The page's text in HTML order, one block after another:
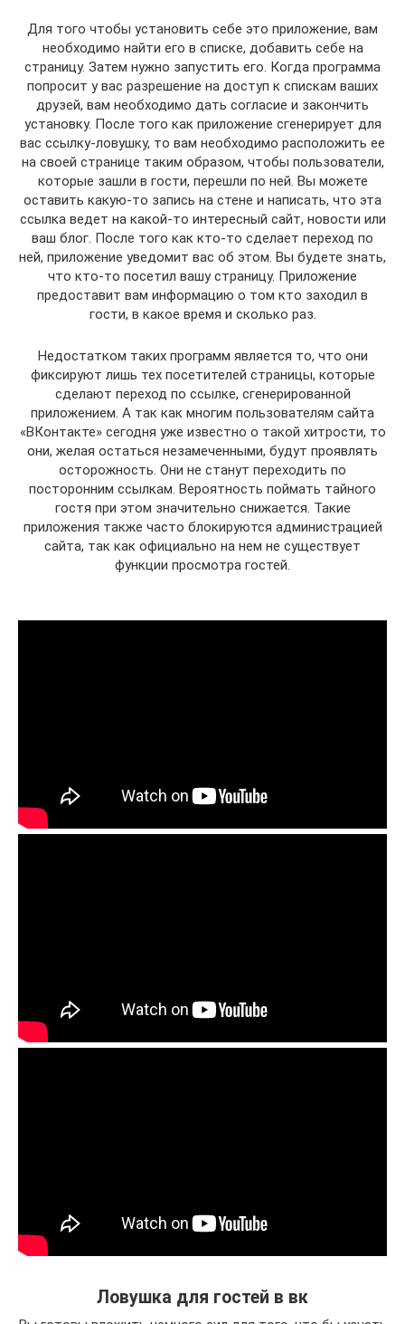
Для того чтобы установить себе это приложение, вам
необходимо найти его в списке, добавить себе на
страницу. Затем нужно запустить его. Когда программа
попросит у вас разрешение на доступ к спискам ваших
друзей, вам необходимо дать согласие и закончить
установку. После того как приложение сгенерирует для
вас ссылку-ловушку, то вам необходимо расположить ее
на своей странице таким образом, чтобы пользователи,
которые зашли в гости, перешли по ней. Вы можете
оставить какую-то запись на стене и написать, что эта
ссылка ведет на какой-то интересный сайт, новости или
ваш блог. После того как кто-то сделает переход по
ней, приложение уведомит вас об этом. Вы будете знать,
что кто-то посетил вашу страницу. Приложение
предоставит вам информацию о том кто заходил в
гости, в какое время и сколько раз.
Недостатком таких программ является то, что они
фиксируют лишь тех посетителей страницы, которые
сделают переход по ссылке, сгенерированной
приложением. А так как многим пользователям сайта
«ВКонтакте» сегодня уже известно о такой хитрости, то
они, желая остаться незамеченными, будут проявлять
осторожность. Они не станут переходить по
посторонним ссылкам. Вероятность поймать тайного
гостя при этом значительно снижается. Такие
приложения также часто блокируются администрацией
сайта, так как официально на нем не существует
функции просмотра гостей.
Ловушка для гостей в вк